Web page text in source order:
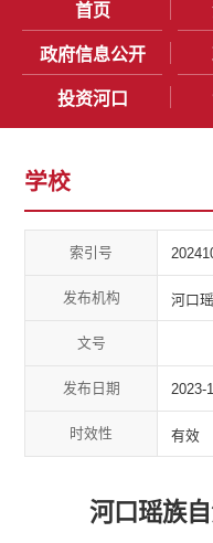
首页
政府信息公开
投资河口
学校
索引号
发布机构 河口
文号
发布日期 2023-
时效性 有效
河口瑶族